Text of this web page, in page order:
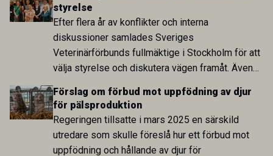
styrelse
Efter flera år av konflikter och interna
diskussioner samlades Sveriges
Veterinärförbunds fullmäktige i Stockholm för att
välja styrelse och diskutera vägen framåt. Även
om synen på förbundets utveckling skiljde sig åt
var många överens om att arbetet med
förtroende, delaktighet och transparens måste
fortsätta.
Förslag om förbud mot uppfödning av djur
för pälsproduktion
Regeringen tillsatte i mars 2025 en särskild
utredare som skulle föreslå hur ett förbud mot
uppfödning och hållande av djur för